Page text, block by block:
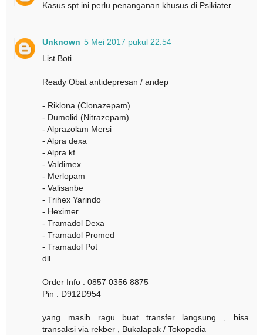
Kasus spt ini perlu penanganan khusus di Psikiater
Unknown 5 Mei 2017 pukul 22.54
List Boti
Ready Obat antidepresan / andep
- Riklona (Clonazepam)
- Dumolid (Nitrazepam)
- Alprazolam Mersi
- Alpra dexa
- Alpra kf
- Valdimex
- Merlopam
- Valisanbe
- Trihex Yarindo
- Heximer
- Tramadol Dexa
- Tramadol Promed
- Tramadol Pot
dll
Order Info : 0857 0356 8875
Pin : D912D954
yang masih ragu buat transfer langsung , bisa
transaksi via rekber , Bukalapak / Tokopedia